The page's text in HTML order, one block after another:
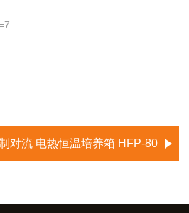
对流 电热恒温培养箱 HFP-80